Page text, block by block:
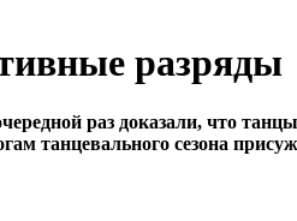
разряды
раз доказали, что
танцевального сезона